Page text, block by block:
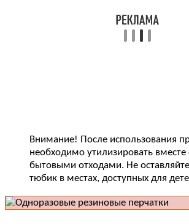
Внимание! После использования
необходимо утилизировать
бытовыми отходами. Не
тюбик в местах, доступных для